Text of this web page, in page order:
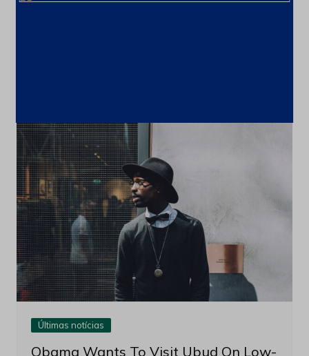
British Police Warn Drug Users Of
Últimas notícias
Obama Wants To Visit Ubud On Low-